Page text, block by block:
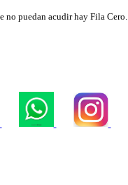
no puedan acudir hay Fila